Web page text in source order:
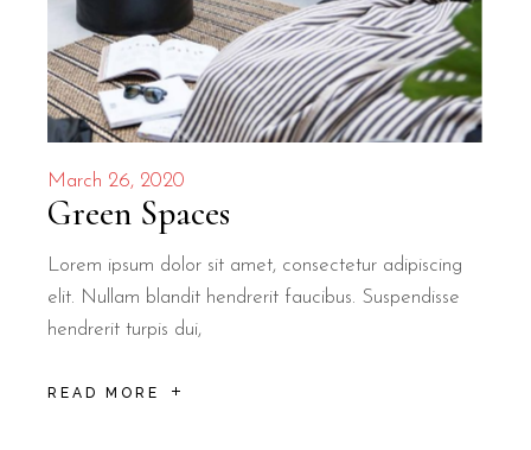
March 26, 2020
Green Spaces
Lorem ipsum dolor sit amet, consectetur adipiscing
elit. Nullam blandit hendrerit faucibus. Suspendisse
hendrerit turpis dui,
READ MORE